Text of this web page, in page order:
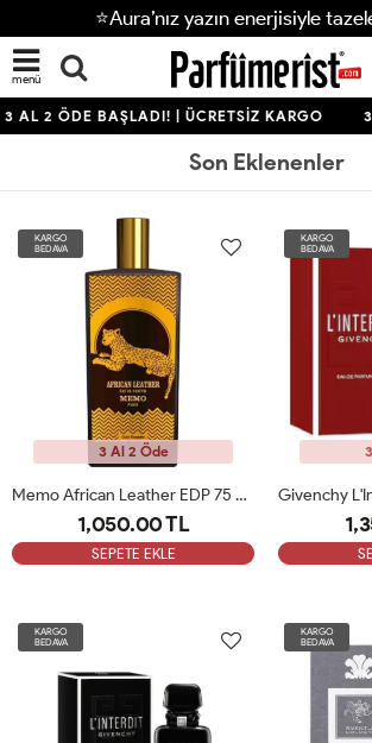
⭐Aura’nız yazın enerjisiyle
menü
AL 2 ÖDE BAŞLADI! | ÜCRETSİZ KARGO 3
Son Eklenenler
KARGO
BEDAVA
3 Al 2 Öde
Memo African Leather EDP 75 Ml Erkek Parfüm
1,050.00 TL
SEPETE EKLE
KARGO
BEDAVA
KARGO
BEDAVA
KARGO
BEDAVA